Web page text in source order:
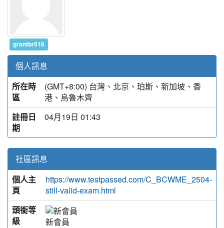
grantbr516
個人訊息
所在時
區
(GMT+8:00) 台灣、北京、珀斯、新加坡、香
港、烏魯木齊
註冊日
期
04月19日 01:43
社區訊息
個人主
頁
https://www.testpassed.com/C_BCWME_2504-
still-valid-exam.html
頭銜等
級
新會員